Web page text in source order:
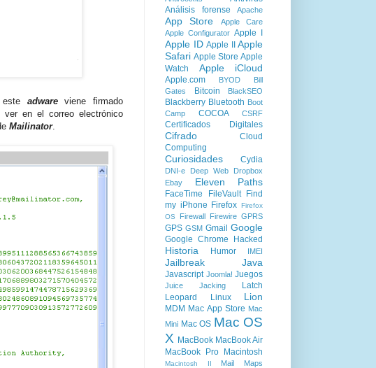
adwareviene firmado
en el correo electrónico
Mailinator.
Análisis forense
Apache
App Store
Apple Care
Apple Configurator Apple I
Apple ID Apple II
Apple
Safari Apple Store Apple
Watch
Apple iCloud
Apple.com BYOD
Bill
Gates
Bitcoin BlackSEO
Blackberry Bluetooth Boot
Camp
COCOA CSRF
Certificados Digitales
Cifrado
Cloud
Computing
Curiosidades Cydia
DNI-e Deep Web
Dropbox
Ebay
Eleven Paths
FaceTime FileVault
Find
my iPhone Firefox Firefox
OS
Firewall Firewire GPRS
GPS GSM Gmail Google
Google Chrome Hacked
Historia Humor IMEI
Jailbreak Java
Javascript Joomla! Juegos
Juice Jacking
Latch
Leopard
Linux Lion
MDM Mac App Store Mac
Mini Mac OS Mac OS
X MacBook MacBook Air
MacBook Pro
Macintosh
Macintosh II Mail Maps